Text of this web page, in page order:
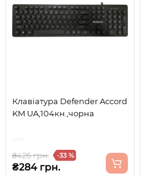
Клавіатура Defender Accord
KM UA,104кн.,чорна
₴426 грн. -33 %
₴284 грн.